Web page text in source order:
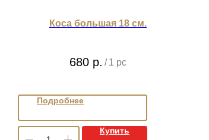
Коса большая 18 см.
680 р. / 1 pc
Подробнее
Купить